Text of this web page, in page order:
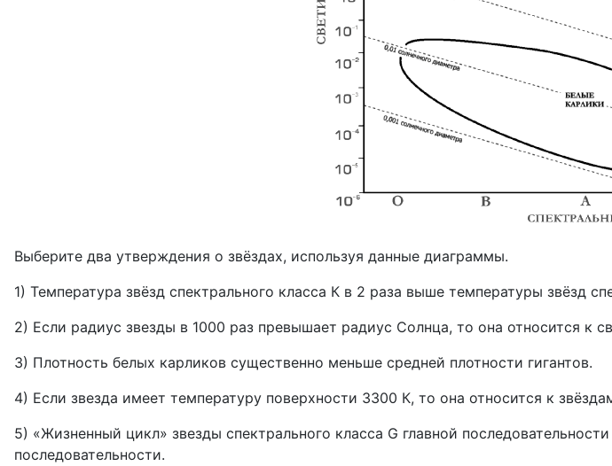
Выберите два утверждения о звёздах, используя данные диаграммы.
1) Температура звёзд спектрального класса К в 2 раза выше температуры звёзд
2) Если радиус звезды в 1000 раз превышает радиус Солнца, то она относится к
3) Плотность белых карликов существенно меньше средней плотности гигантов.
4) Если звезда имеет температуру поверхности 3300 К, то она относится к
5) «Жизненный цикл» звезды спектрального класса G главной
последовательности.